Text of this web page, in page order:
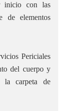
inicio con las
de elementos
Periciales
del cuerpo y
la carpeta de